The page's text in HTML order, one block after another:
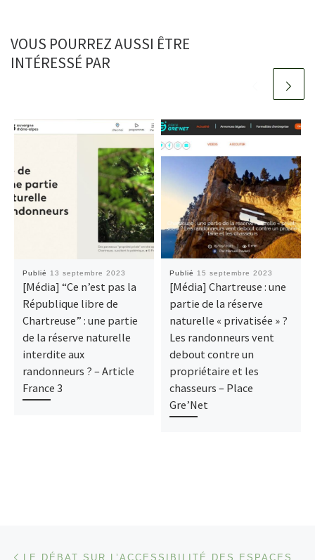
VOUS POURREZ AUSSI ÊTRE
INTÉRESSÉ PAR
Publié 13 septembre 2023
[Média] “Ce n’est pas la
République libre de
Chartreuse” : une partie
de la réserve naturelle
interdite aux
randonneurs ? – Article
France 3
Publié 15 septembre 2023
[Média] Chartreuse : une
partie de la réserve
naturelle « privatisée » ?
Les randonneurs vent
debout contre un
propriétaire et les
chasseurs – Place
Gre’Net
Parcourir les articles